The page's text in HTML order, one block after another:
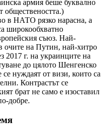
армия беше буквално
обществеността.)
в НАТО рязко нарасна, а
широкообхватно
съюз. Най-
очите на Путин, най-хитро
2017 г. на украинците на
до цялото Шенгенско
нуждаят от визи, които са
Контрастът се
брат не само е изоставил
добре.